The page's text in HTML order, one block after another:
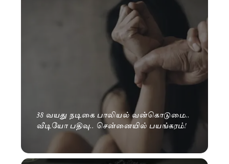
38 வயது நடிகை பாலியல் வன்கொடுமை..
வீடியோ பதிவு.. சென்னையில் பயங்கரம்!